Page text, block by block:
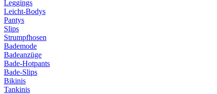
Leggings
Leicht-Bodys
Pantys
Slips
Strumpfhosen
Bademode
Badeanzüge
Bade-Hotpants
Bade-Slips
Bikinis
Tankinis